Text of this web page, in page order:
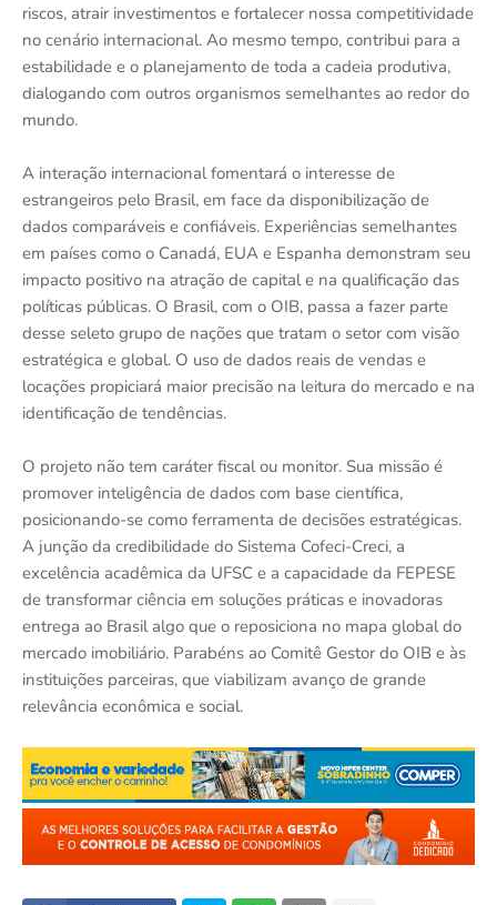
riscos, atrair investimentos e fortalecer nossa competitividade
no cenário internacional. Ao mesmo tempo, contribui para a
estabilidade e o planejamento de toda a cadeia produtiva,
dialogando com outros organismos semelhantes ao redor do
mundo.
A interação internacional fomentará o interesse de
estrangeiros pelo Brasil, em face da disponibilização de
dados comparáveis e confiáveis. Experiências semelhantes
em países como o Canadá, EUA e Espanha demonstram seu
impacto positivo na atração de capital e na qualificação das
políticas públicas. O Brasil, com o OIB, passa a fazer parte
desse seleto grupo de nações que tratam o setor com visão
estratégica e global. O uso de dados reais de vendas e
locações propiciará maior precisão na leitura do mercado e na
identificação de tendências.
O projeto não tem caráter fiscal ou monitor. Sua missão é
promover inteligência de dados com base científica,
posicionando-se como ferramenta de decisões estratégicas.
A junção da credibilidade do Sistema Cofeci-Creci, a
excelência acadêmica da UFSC e a capacidade da FEPESE
de transformar ciência em soluções práticas e inovadoras
entrega ao Brasil algo que o reposiciona no mapa global do
mercado imobiliário. Parabéns ao Comitê Gestor do OIB e às
instituições parceiras, que viabilizam avanço de grande
relevância econômica e social.